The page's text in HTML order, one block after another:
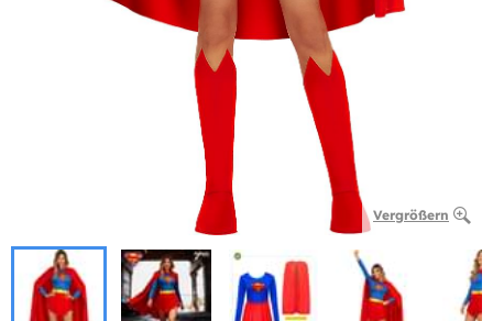
Vergrößern